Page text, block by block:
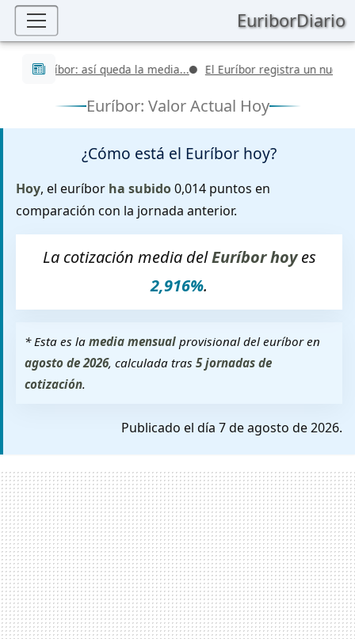
EuriborDiario
Últimas noticias
Euríbor: así queda la media... El Euríbor registra un nuevo
Euríbor: Valor Actual Hoy
¿Cómo está el Euríbor hoy?
Hoy, el euríbor ha subido0,014 puntos en
comparación con la jornada anterior.
La cotización media delEuríbor hoyes
2,916%.
* Esta es lamedia mensual provisional del euríbor en
agosto de 2026, calculada tras5 jornadas de
cotización.
Publicado el día 7 de agosto de 2026.